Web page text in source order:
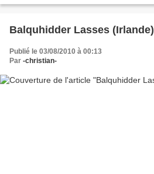
Balquhidder Lasses (Irlande)
Publié le 03/08/2010 à 00:13
Par -christian-